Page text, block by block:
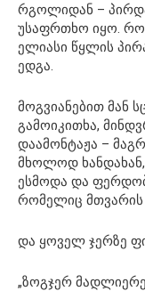
რგოლიდან –
უსაფრთხო იყო.
ელიასი წყლის
ედგა.
მოგვიანებით მან
გამოიკითხა,
დაამონტაჟა –
მხოლოდ
ესმოდა და
რომელიც მთვარის
და ყოველ ჯერზე
„ზოგჯერ